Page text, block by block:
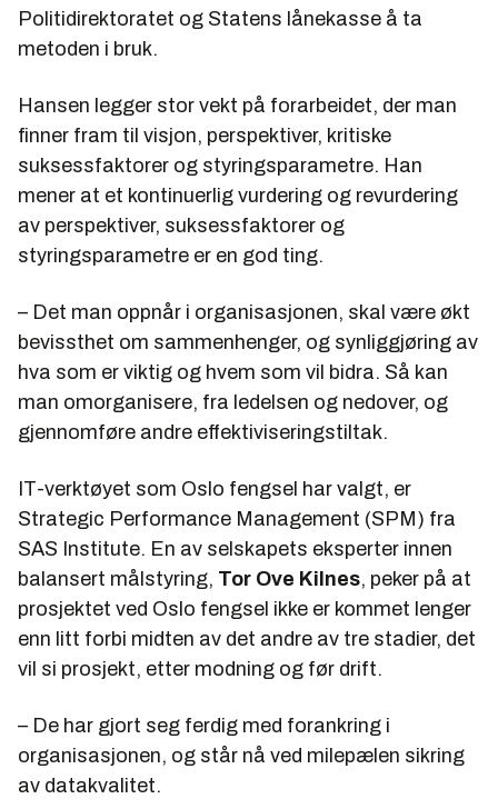
Politidirektoratet og Statens lånekasse å ta
metoden i bruk.
Hansen legger stor vekt på forarbeidet, der man
finner fram til visjon, perspektiver, kritiske
suksessfaktorer og styringsparametre. Han
mener at et kontinuerlig vurdering og revurdering
av perspektiver, suksessfaktorer og
styringsparametre er en god ting.
– Det man oppnår i organisasjonen, skal være økt
bevissthet om sammenhenger, og synliggjøring av
hva som er viktig og hvem som vil bidra. Så kan
man omorganisere, fra ledelsen og nedover, og
gjennomføre andre effektiviseringstiltak.
IT-verktøyet som Oslo fengsel har valgt, er
Strategic Performance Management (SPM) fra
SAS Institute. En av selskapets eksperter innen
balansert målstyring, Tor Ove Kilnes, peker på at
prosjektet ved Oslo fengsel ikke er kommet lenger
enn litt forbi midten av det andre av tre stadier, det
vil si prosjekt, etter modning og før drift.
– De har gjort seg ferdig med forankring i
organisasjonen, og står nå ved milepælen sikring
av datakvalitet.